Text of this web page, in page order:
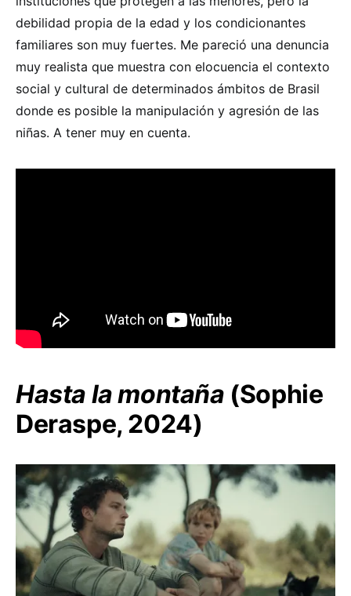
debilidad propia de la edad y los condicionantes
familiares son muy fuertes. Me pareció una denuncia
muy realista que muestra con elocuencia el contexto
social y cultural de determinados ámbitos de Brasil
donde es posible la manipulación y agresión de las
niñas. A tener muy en cuenta.
Hasta la montaña (Sophie
Deraspe, 2024)